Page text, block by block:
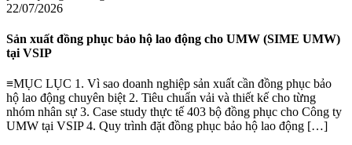
22/07/2026
Sản xuất đồng phục bảo hộ lao động cho UMW (SIME UMW)
tại VSIP
≡MỤC LỤC 1. Vì sao doanh nghiệp sản xuất cần đồng phục bảo
hộ lao động chuyên biệt 2. Tiêu chuẩn vải và thiết kế cho từng
nhóm nhân sự 3. Case study thực tế 403 bộ đồng phục cho Công ty
UMW tại VSIP 4. Quy trình đặt đồng phục bảo hộ lao động […]